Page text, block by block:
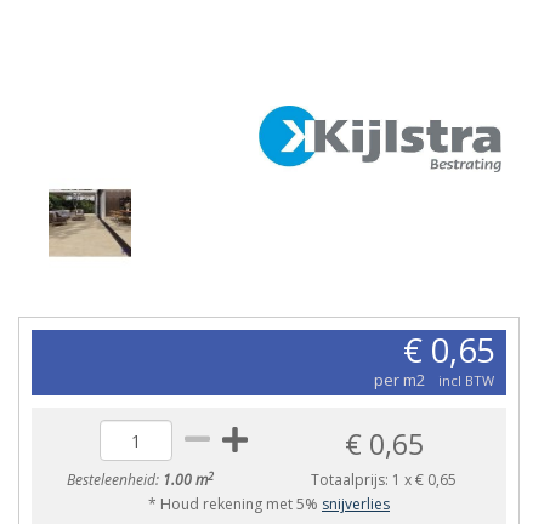
€ 0,65
per m2 incl BTW
Besteleenheid: 1.00 m2
€ 0,65
Totaalprijs: 1 x€ 0,65
* Houd rekening met 5% snijverlies